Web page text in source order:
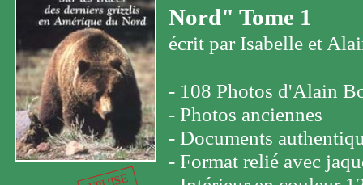
Nord" Tome 1
écrit par Isabelle et
- 108 Photos d'Alain
- Photos anciennes
- Documents
- Format relié avec
La qualité du vécu et des
pour parcourir l’ouest canadien.